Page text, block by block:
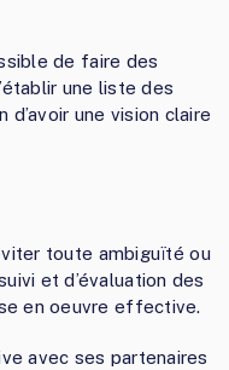
de faire des
une liste des
une vision claire
toute ambiguïté ou
et d’évaluation des
en oeuvre effective.
avec ses partenaires